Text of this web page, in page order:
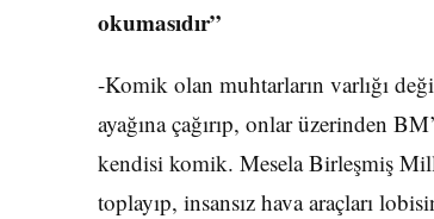
okumasıdır”
-Komik olan muhtarların varlığı
ayağına çağırıp, onlar üzerinden
kendisi komik. Mesela Birleşmiş
toplayıp, insansız hava araçları